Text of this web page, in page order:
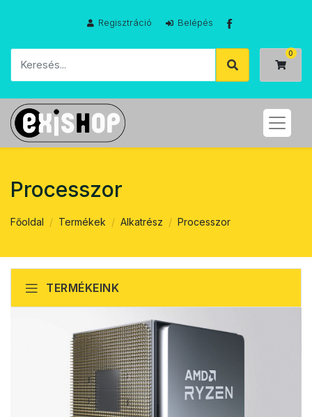
Regisztráció Belépés
Processzor
Főoldal Termékek Alkatrész Processzor
TERMÉKEINK